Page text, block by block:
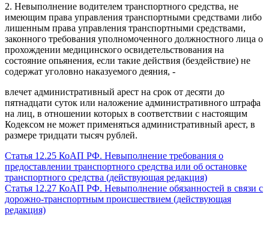
2. Невыполнение водителем транспортного средства, не
имеющим права управления транспортными средствами либо
лишенным права управления транспортными средствами,
законного требования уполномоченного должностного лица о
прохождении медицинского освидетельствования на
состояние опьянения, если такие действия (бездействие) не
содержат уголовно наказуемого деяния, -
влечет административный арест на срок от десяти до
пятнадцати суток или наложение административного штрафа
на лиц, в отношении которых в соответствии с настоящим
Кодексом не может применяться административный арест, в
размере тридцати тысяч рублей.
Статья 12.25 КоАП РФ. Невыполнение требования о
предоставлении транспортного средства или об остановке
транспортного средства (действующая редакция)
Статья 12.27 КоАП РФ. Невыполнение обязанностей в связи с
дорожно-транспортным происшествием (действующая
редакция)